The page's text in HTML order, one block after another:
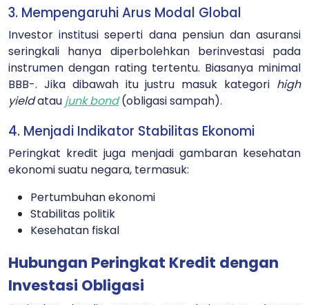
3. Mempengaruhi Arus Modal Global
Investor institusi seperti dana pensiun dan asuransi
seringkali hanya diperbolehkan berinvestasi pada
instrumen dengan rating tertentu. Biasanya minimal
BBB-. Jika dibawah itu justru masuk kategori high
yieldatau junk bond(obligasi sampah).
4. Menjadi Indikator Stabilitas Ekonomi
Peringkat kredit juga menjadi gambaran kesehatan
ekonomi suatu negara, termasuk:
Pertumbuhan ekonomi
Stabilitas politik
Kesehatan fiskal
Hubungan Peringkat Kredit dengan
Investasi Obligasi